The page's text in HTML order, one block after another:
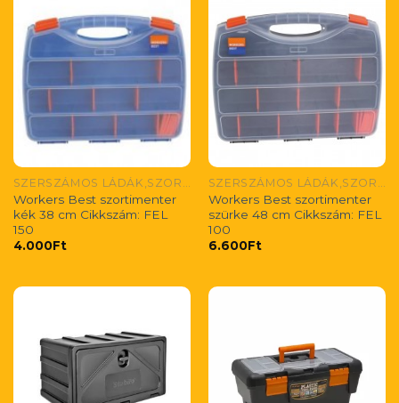
Workers Best szortimenter
kék 38 cm Cikkszám: FEL
150
4.000Ft
Workers Best szortimenter
szürke 48 cm Cikkszám: FEL
100
6.600Ft